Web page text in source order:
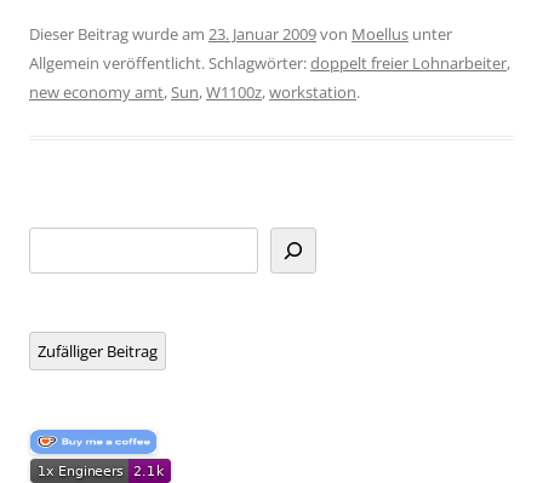
Dieser Beitrag wurde am 23. Januar 2009von Moellus unter
Allgemein veröffentlicht. Schlagwörter:doppelt freier Lohnarbeiter,
new economy amt,Sun,W1100z,workstation.
Zufälliger Beitrag